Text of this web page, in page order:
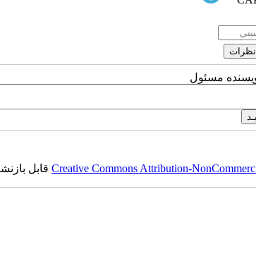
مسئول
Creative Commons Attribution-قابل